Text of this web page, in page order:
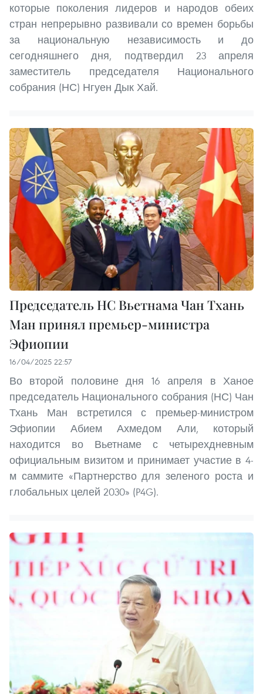
которые поколения лидеров и народов обеих
стран непрерывно развивали со времен борьбы
за национальную независимость и до
сегодняшнего дня, подтвердил 23 апреля
заместитель председателя Национального
собрания (НС) Нгуен Дык Хай.
Председатель НС Вьетнама Чан Тхань
Ман принял премьер-министра
Эфиопии
16/04/2025 22:57
Во второй половине дня 16 апреля в Ханое
председатель Национального собрания (НС) Чан
Тхань Ман встретился с премьер-министром
Эфиопии Абием Ахмедом Али, который
находится во Вьетнаме с четырехдневным
официальным визитом и принимает участие в 4-
м саммите «Партнерство для зеленого роста и
глобальных целей 2030» (P4G).